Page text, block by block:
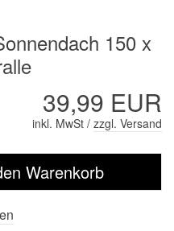
150 x
39,99 EUR
inkl. MwSt / zzgl. Versand